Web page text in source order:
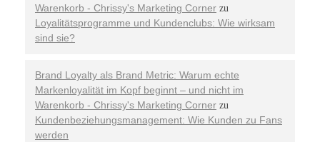
Warenkorb - Chrissy's Marketing Corner zu
Loyalitätsprogramme und Kundenclubs: Wie wirksam
sind sie?
Brand Loyalty als Brand Metric: Warum echte
Markenloyalität im Kopf beginnt – und nicht im
Warenkorb - Chrissy's Marketing Corner zu
Kundenbeziehungsmanagement: Wie Kunden zu Fans
werden